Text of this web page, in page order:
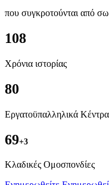
που συγκροτούνται από
108
Χρόνια ιστορίας
80
Εργατοϋπαλληλικά Κέντρα
69+3
Kλαδικές Ομοσπονδίες